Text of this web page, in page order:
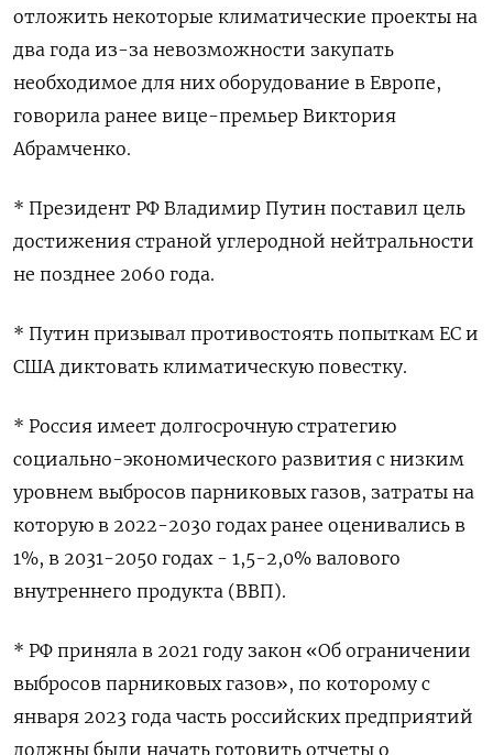
отложить некоторые климатические проекты на
два года из-за невозможности закупать
необходимое для них оборудование в Европе,
говорила ранее вице-премьер Виктория
Абрамченко.
* Президент РФ Владимир Путин поставил цель
достижения страной углеродной нейтральности
не позднее 2060 года.
* Путин призывал противостоять попыткам ЕС и
США диктовать климатическую повестку.
* Россия имеет долгосрочную стратегию
социально-экономического развития с низким
уровнем выбросов парниковых газов, затраты на
которую в 2022-2030 годах ранее оценивались в
1%, в 2031-2050 годах - 1,5-2,0% валового
внутреннего продукта (ВВП).
* РФ приняла в 2021 году закон «Об ограничении
выбросов парниковых газов», по которому с
января 2023 года часть российских предприятий
должны были начать готовить отчеты о